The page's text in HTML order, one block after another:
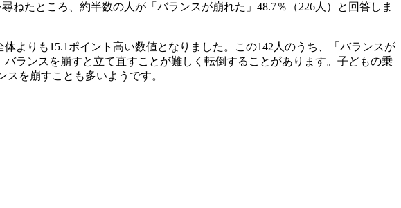
たところ、約半数の人が「バランスが崩れた」48.7％（226人）と回答しま
よりも15.1ポイント高い数値となりました。この142人のうち、「バランスが
ランスを崩すと立て直すことが難しく転倒することがあります。子どもの乗
を崩すことも多いようです。